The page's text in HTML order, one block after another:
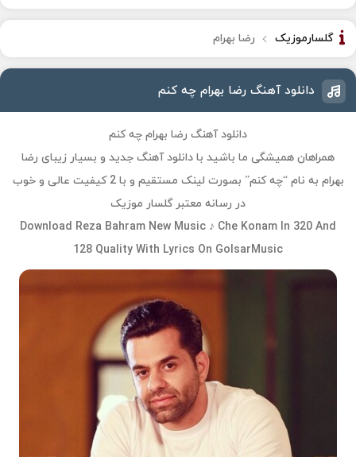
گلسارموزیک رضا بهرام
دانلود آهنگ رضا بهرام چه کنم
دانلود آهنگ رضا بهرام چه کنم
همراهان همیشگی ما باشید با دانلود آهنگ جدید و بسیار زیبای رضا
بهرام به نام “چه کنم” بصورت لینک مستقیم و با 2 کیفیت عالی و خوب
در رسانه معتبر گلسار موزیک
Download Reza Bahram New Music ♪ Che Konam In 320 And
128 Quality With Lyrics On GolsarMusic